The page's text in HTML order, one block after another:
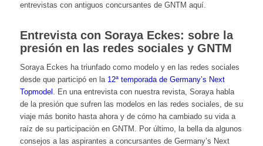
entrevistas con antiguos concursantes de GNTM aquí.
Entrevista con Soraya Eckes: sobre la
presión en las redes sociales y GNTM
Soraya Eckes ha triunfado como modelo y en las redes sociales
desde que participó en la 12ª temporada de Germany’s Next
Topmodel . En una entrevista con nuestra revista, Soraya habla
de la presión que sufren las modelos en las redes sociales, de su
viaje más bonito hasta ahora y de cómo ha cambiado su vida a
raíz de su participación en GNTM. Por último, la bella da algunos
consejos a las aspirantes a concursantes de Germany’s Next